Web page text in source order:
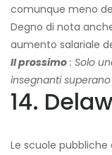
comunque meno
Degno di nota
aumento salariale
Il prossimo : Solo
insegnanti
14.
Le scuole